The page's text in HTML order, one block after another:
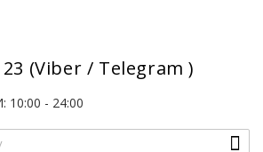
23 (Viber / Telegram )
- 24:00